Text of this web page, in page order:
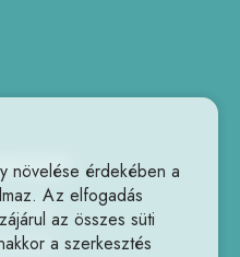
növelése érdekében a
Az elfogadás
az összes süti
a szerkesztés